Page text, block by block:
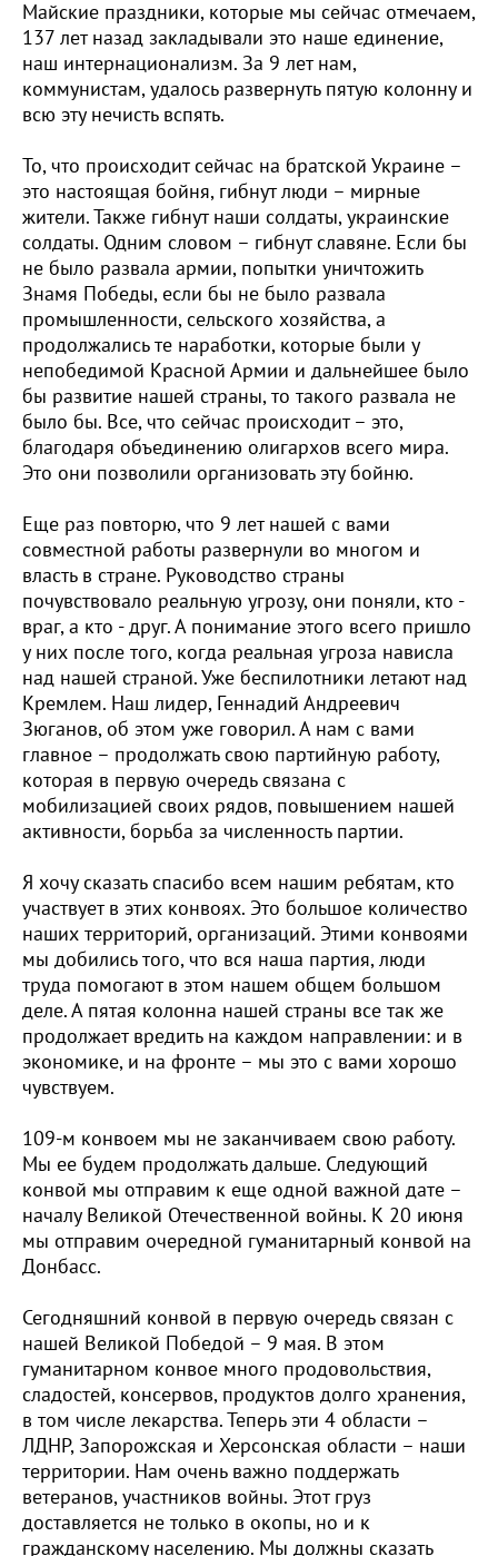
Майские праздники, которые мы сейчас отмечаем,
137 лет назад закладывали это наше единение,
наш интернационализм. За 9 лет нам,
коммунистам, удалось развернуть пятую колонну и
всю эту нечисть вспять.
То, что происходит сейчас на братской Украине –
это настоящая бойня, гибнут люди – мирные
жители. Также гибнут наши солдаты, украинские
солдаты. Одним словом – гибнут славяне. Если бы
не было развала армии, попытки уничтожить
Знамя Победы, если бы не было развала
промышленности, сельского хозяйства, а
продолжались те наработки, которые были у
непобедимой Красной Армии и дальнейшее было
бы развитие нашей страны, то такого развала не
было бы. Все, что сейчас происходит – это,
благодаря объединению олигархов всего мира.
Это они позволили организовать эту бойню.
Еще раз повторю, что 9 лет нашей с вами
совместной работы развернули во многом и
власть в стране. Руководство страны
почувствовало реальную угрозу, они поняли, кто -
враг, а кто - друг. А понимание этого всего пришло
у них после того, когда реальная угроза нависла
над нашей страной. Уже беспилотники летают над
Кремлем. Наш лидер, Геннадий Андреевич
Зюганов, об этом уже говорил. А нам с вами
главное – продолжать свою партийную работу,
которая в первую очередь связана с
мобилизацией своих рядов, повышением нашей
активности, борьба за численность партии.
Я хочу сказать спасибо всем нашим ребятам, кто
участвует в этих конвоях. Это большое количество
наших территорий, организаций. Этими конвоями
мы добились того, что вся наша партия, люди
труда помогают в этом нашем общем большом
деле. А пятая колонна нашей страны все так же
продолжает вредить на каждом направлении: и в
экономике, и на фронте – мы это с вами хорошо
чувствуем.
109-м конвоем мы не заканчиваем свою работу.
Мы ее будем продолжать дальше. Следующий
конвой мы отправим к еще одной важной дате –
началу Великой Отечественной войны. К 20 июня
мы отправим очередной гуманитарный конвой на
Донбасс.
Сегодняшний конвой в первую очередь связан с
нашей Великой Победой – 9 мая. В этом
гуманитарном конвое много продовольствия,
сладостей, консервов, продуктов долго хранения,
в том числе лекарства. Теперь эти 4 области –
ЛДНР, Запорожская и Херсонская области – наши
территории. Нам очень важно поддержать
ветеранов, участников войны. Этот груз
доставляется не только в окопы, но и к
гражданскому населению. Мы должны сказать